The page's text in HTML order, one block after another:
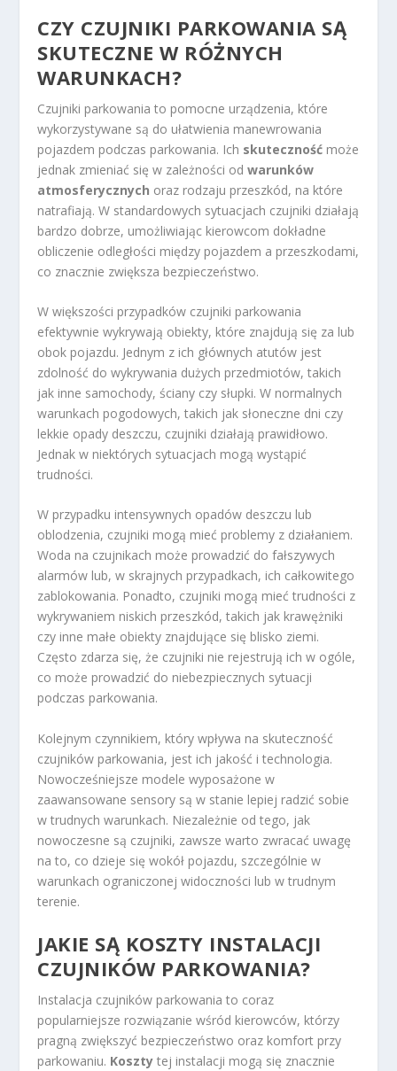
CZY CZUJNIKI PARKOWANIA SĄ
SKUTECZNE W RÓŻNYCH
WARUNKACH?
Czujniki parkowania to pomocne urządzenia, które
wykorzystywane są do ułatwienia manewrowania
pojazdem podczas parkowania. Ich skuteczność może
jednak zmieniać się w zależności odwarunków
atmosferycznych oraz rodzaju przeszkód, na które
natrafiają. W standardowych sytuacjach czujniki działają
bardzo dobrze, umożliwiając kierowcom dokładne
obliczenie odległości między pojazdem a przeszkodami,
co znacznie zwiększa bezpieczeństwo.
W większości przypadków czujniki parkowania
efektywnie wykrywają obiekty, które znajdują się za lub
obok pojazdu. Jednym z ich głównych atutów jest
zdolność do wykrywania dużych przedmiotów, takich
jak inne samochody, ściany czy słupki. W normalnych
warunkach pogodowych, takich jak słoneczne dni czy
lekkie opady deszczu, czujniki działają prawidłowo.
Jednak w niektórych sytuacjach mogą wystąpić
trudności.
W przypadku intensywnych opadów deszczu lub
oblodzenia, czujniki mogą mieć problemy z działaniem.
Woda na czujnikach może prowadzić do fałszywych
alarmów lub, w skrajnych przypadkach, ich całkowitego
zablokowania. Ponadto, czujniki mogą mieć trudności z
wykrywaniem niskich przeszkód, takich jak krawężniki
czy inne małe obiekty znajdujące się blisko ziemi.
Często zdarza się, że czujniki nie rejestrują ich w ogóle,
co może prowadzić do niebezpiecznych sytuacji
podczas parkowania.
Kolejnym czynnikiem, który wpływa na skuteczność
czujników parkowania, jest ich jakość i technologia.
Nowocześniejsze modele wyposażone w
zaawansowane sensory są w stanie lepiej radzić sobie
w trudnych warunkach. Niezależnie od tego, jak
nowoczesne są czujniki, zawsze warto zwracać uwagę
na to, co dzieje się wokół pojazdu, szczególnie w
warunkach ograniczonej widoczności lub w trudnym
terenie.
JAKIE SĄ KOSZTY INSTALACJI
CZUJNIKÓW PARKOWANIA?
Instalacja czujników parkowania to coraz
popularniejsze rozwiązanie wśród kierowców, którzy
pragną zwiększyć bezpieczeństwo oraz komfort przy
parkowaniu. Koszty tej instalacji mogą się znacznie